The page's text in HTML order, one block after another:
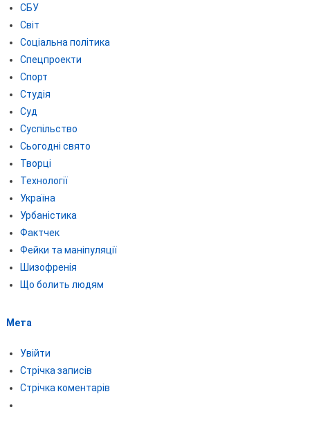
СБУ
Світ
Соціальна політика
Спецпроекти
Спорт
Студія
Суд
Суспільство
Сьогодні свято
Творці
Технології
Україна
Урбаністика
Фактчек
Фейки та маніпуляції
Шизофренія
Що болить людям
Мета
Увійти
Стрічка записів
Стрічка коментарів